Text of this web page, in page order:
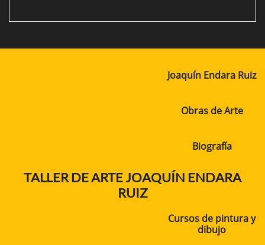
Joaquín Endara Ruiz
Obras de Arte
Biografía
TALLER DE ARTE JOAQUÍN ENDARA
RUIZ
Cursos de pintura y
dibujo